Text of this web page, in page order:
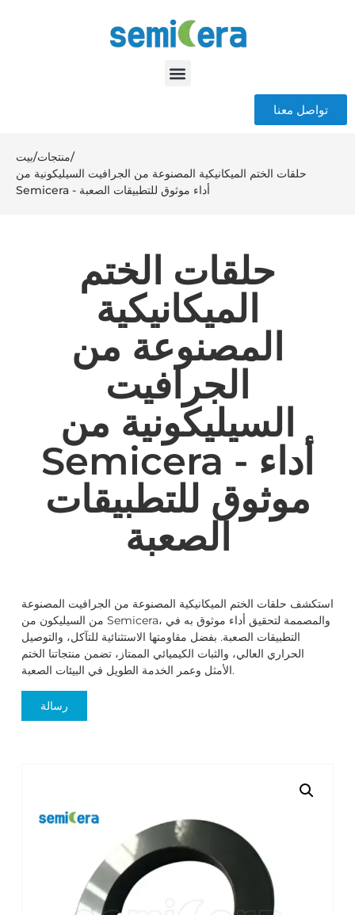
تواصل معنا
بيت/منتجات/
حلقات الختم الميكانيكية المصنوعة من الجرافيت السيليكونية من
حلقات الختم
الميكانيكية
المصنوعة من
الجرافيت
السيليكونية من
Semicera - أداء
موثوق للتطبيقات
الصعبة
استكشف حلقات الختم الميكانيكية المصنوعة من الجرافيت المصنوعة
من السيليكون من Semicera، والمصممة لتحقيق أداء موثوق به في
التطبيقات الصعبة. بفضل مقاومتها الاستثنائية للتآكل، والتوصيل
الحراري العالي، والثبات الكيميائي الممتاز، تضمن منتجاتنا الختم
الأمثل وعمر الخدمة الطويل في البيئات الصعبة.
رسالة